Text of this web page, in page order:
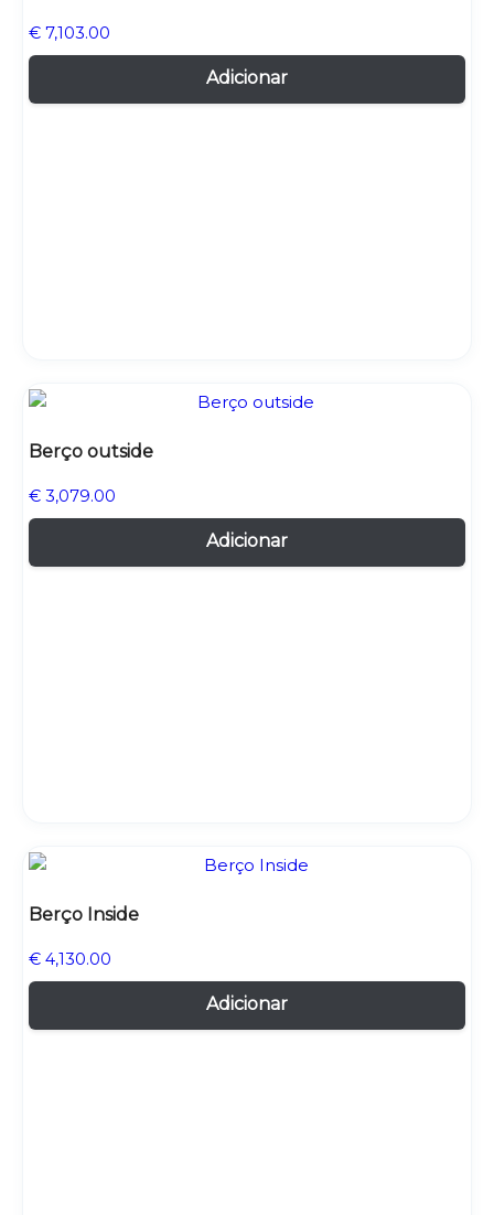
€ 7,103.00
Adicionar
Berço outside
€ 3,079.00
Adicionar
Berço Inside
€ 4,130.00
Adicionar